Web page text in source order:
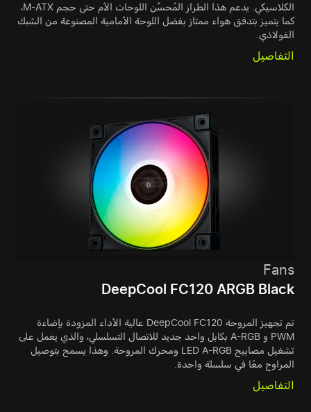
الكلاسيكي. يدعم هذا الطراز المُحسَّن اللوحات الأم حتى حجم M-ATX،
كما يتميز بتدفق هواء ممتاز بفضل اللوحة الأمامية المصنوعة من الشبك
الفولاذي.
التفاصيل
Fans
DeepCool FC120 ARGB Black
تم تجهيز المروحة DeepCool FC120 عالية الأداء المزودة بإضاءة
PWM و A-RGB بكابل واحد جديد للاتصال التسلسلي، والذي يعمل على
تشغيل مصابيح LED A-RGB ومحرك المروحة. وهذا يسمح بتوصيل
المراوح معًا في سلسلة واحدة.
التفاصيل